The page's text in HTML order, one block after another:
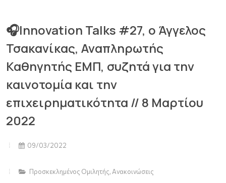
🎧Innovation Talks #27, o Άγγελος
Τσακανίκας, Αναπληρωτής
Καθηγητής ΕΜΠ, συζητά για την
καινοτομία και την
επιχειρηματικότητα // 8 Μαρτίου
2022
09/03/2022
Προσκεκλημένος Ομιλητής, Ανακοινώσεις